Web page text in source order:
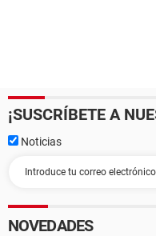
¡SUSCRÍBETE A
Noticias
NOVEDADES